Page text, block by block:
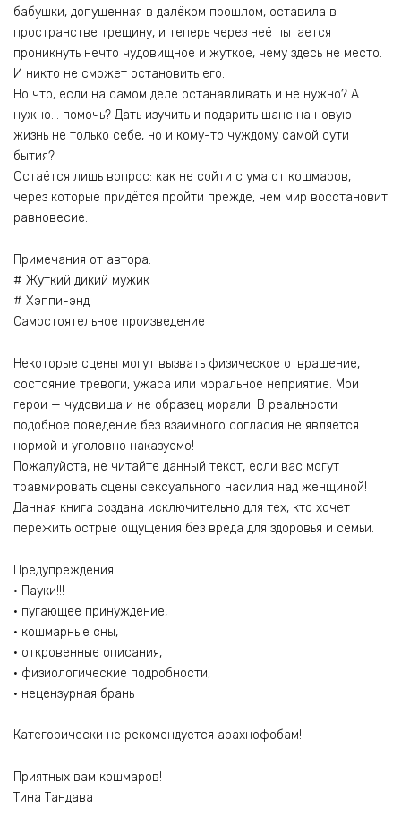
бабушки, допущенная в далёком прошлом, оставила в
пространстве трещину, и теперь через неё пытается
проникнуть нечто чудовищное и жуткое, чему здесь не место.
И никто не сможет остановить его.
Но что, если на самом деле останавливать и не нужно? А
нужно… помочь? Дать изучить и подарить шанс на новую
жизнь не только себе, но и кому-то чуждому самой сути
бытия?
Остаётся лишь вопрос: как не сойти с ума от кошмаров,
через которые придётся пройти прежде, чем мир восстановит
равновесие.
Примечания от автора:
# Жуткий дикий мужик
# Хэппи-энд
Самостоятельное произведение
Некоторые сцены могут вызвать физическое отвращение,
состояние тревоги, ужаса или моральное неприятие. Мои
герои — чудовища и не образец морали! В реальности
подобное поведение без взаимного согласия не является
нормой и уголовно наказуемо!
Пожалуйста, не читайте данный текст, если вас могут
травмировать сцены сексуального насилия над женщиной!
Данная книга создана исключительно для тех, кто хочет
пережить острые ощущения без вреда для здоровья и семьи.
Предупреждения:
• Пауки!!!
• пугающее принуждение,
• кошмарные сны,
• откровенные описания,
• физиологические подробности,
• нецензурная брань
Категорически не рекомендуется арахнофобам!
Приятных вам кошмаров!
Тина Тандава